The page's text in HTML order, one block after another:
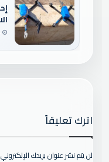
اترك تعليقاً
لن يتم نشر عنوان بريدك الإلكتروني.